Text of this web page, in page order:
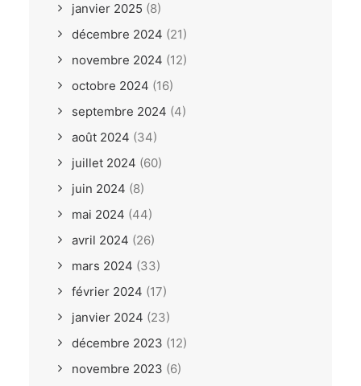
janvier 2025 (8)
décembre 2024 (21)
novembre 2024 (12)
octobre 2024 (16)
septembre 2024 (4)
août 2024 (34)
juillet 2024 (60)
juin 2024 (8)
mai 2024 (44)
avril 2024 (26)
mars 2024 (33)
février 2024 (17)
janvier 2024 (23)
décembre 2023 (12)
novembre 2023 (6)